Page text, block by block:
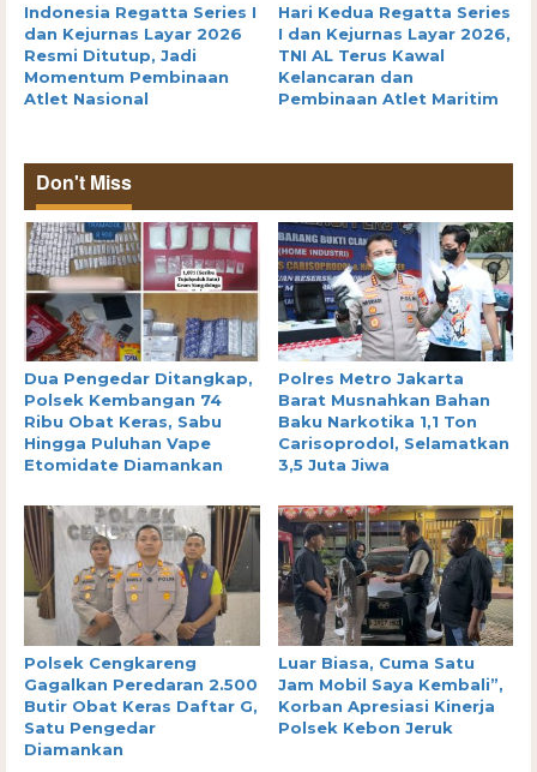
Indonesia Regatta Series I
dan Kejurnas Layar 2026
Resmi Ditutup, Jadi
Momentum Pembinaan
Atlet Nasional
Hari Kedua Regatta Series
I dan Kejurnas Layar 2026,
TNI AL Terus Kawal
Kelancaran dan
Pembinaan Atlet Maritim
Don't Miss
Dua Pengedar Ditangkap,
Polsek Kembangan 74
Ribu Obat Keras, Sabu
Hingga Puluhan Vape
Etomidate Diamankan
Polres Metro Jakarta
Barat Musnahkan Bahan
Baku Narkotika 1,1 Ton
Carisoprodol, Selamatkan
3,5 Juta Jiwa
Polsek Cengkareng
Gagalkan Peredaran 2.500
Butir Obat Keras Daftar G,
Satu Pengedar
Diamankan
Luar Biasa, Cuma Satu
Jam Mobil Saya Kembali”,
Korban Apresiasi Kinerja
Polsek Kebon Jeruk